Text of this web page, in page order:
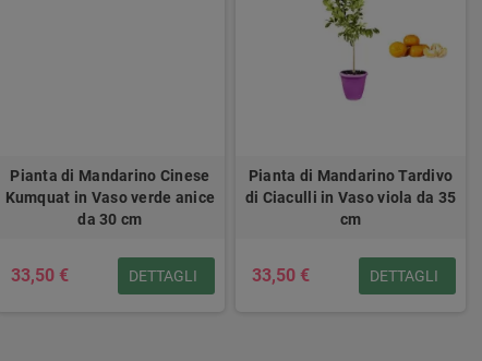
Pianta di Mandarino Cinese
Kumquat in Vaso verde anice
da 30 cm
33,50 € DETTAGLI
Pianta di Mandarino Tardivo
di Ciaculli in Vaso viola da 35
cm
33,50 € DETTAGLI